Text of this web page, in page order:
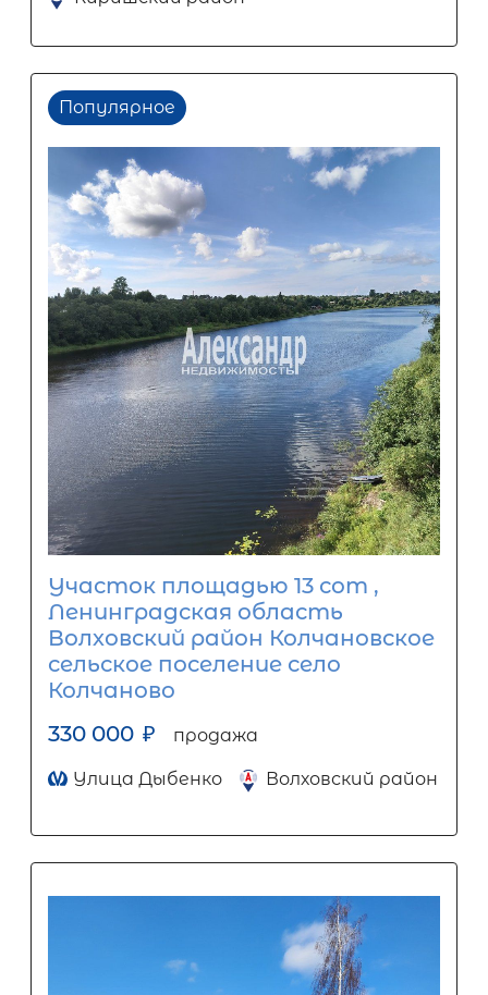
Популярное
Участок площадью 13 сот ,
Ленинградская область
Волховский район Колчановское
сельское поселение село
Колчаново
330 000 ₽ продажа
Улица Дыбенко Волховский район